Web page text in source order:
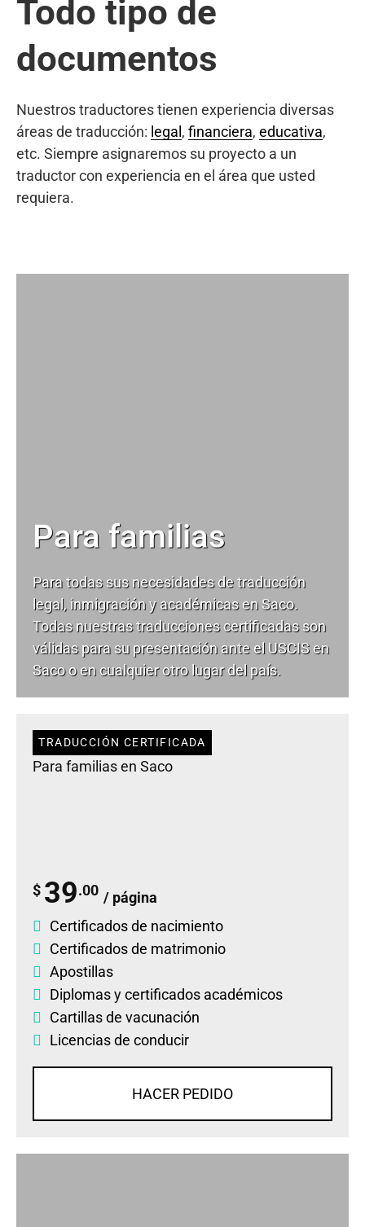
Todo tipo de
documentos
Nuestros traductores tienen experiencia diversas
áreas de traducción: legal , financiera, educativa,
etc. Siempre asignaremos su proyecto a un
traductor con experiencia en el área que usted
requiera.
Para familias
Para todas sus necesidades detraducción
legal, inmigración y académicas en Saco.
Todas nuestras traducciones certificadas son
válidas para su presentación ante el USCIS en
Saco o en cualquier otro lugar del país.
TRADUCCIÓN CERTIFICADA
Para familias en Saco
$ 39.00 / página
Certificados de nacimiento
Certificados de matrimonio
Apostillas
Diplomasycertificados académicos
Cartillas de vacunación
Licencias de conducir
HACER PEDIDO